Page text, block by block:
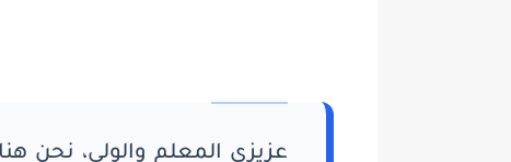
عزيزي المعلم والولي، نحن